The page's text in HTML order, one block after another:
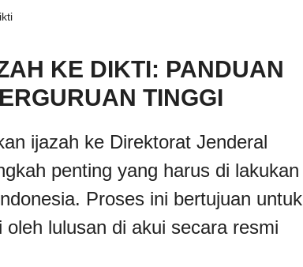
KE DIKTI: PANDUAN
TINGGI
ijazah ke Direktorat Jenderal
penting yang harus di lakukan
Proses ini bertujuan untuk
lulusan di akui secara resmi